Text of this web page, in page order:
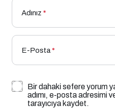
Adınız *
E-Posta*
Bir dahaki sefere yorum
adımı, e-posta adresimi
tarayıcıya kaydet.